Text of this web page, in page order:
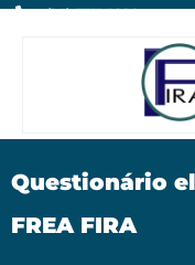
(14) 3711-1828
Questionário
FREA FIRA